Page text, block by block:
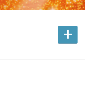
+